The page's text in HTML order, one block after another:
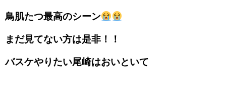
鳥肌たつ最高のシーン
まだ見てない方は是非！！
バスケやりたい尾崎はおいといて